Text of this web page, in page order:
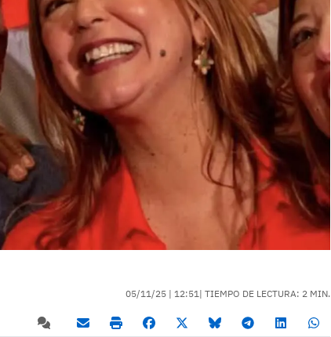
05/11/25 | 12:51| TIEMPO DE LECTURA: 2 MIN.